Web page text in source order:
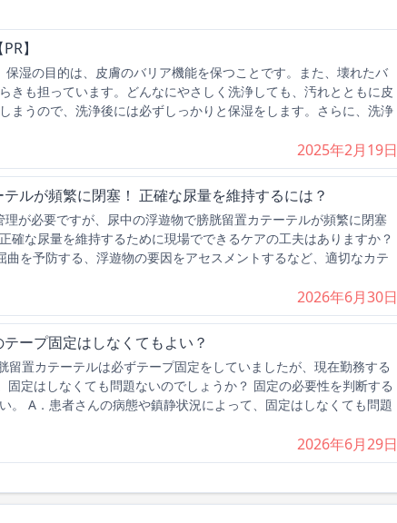
】
湿の目的は、皮膚のバリア機能を保つことです。また、壊れたバ
きも担っています。どんなにやさしく洗浄しても、汚れとともに皮
まうので、洗浄後には必ずしっかりと保湿をします。さらに、洗浄
2025年2月19日
ルが頻繁に閉塞！ 正確な尿量を維持するには？
が必要ですが、尿中の浮遊物で膀胱留置カテーテルが頻繁に閉塞
確な尿量を維持するために現場でできるケアの工夫はありますか？
曲を予防する、浮遊物の要因をアセスメントするなど、適切なカテ
2026年6月30日
ープ固定はしなくてもよい？
留置カテーテルは必ずテープ固定をしていましたが、現在勤務する
固定はしなくても問題ないのでしょうか？ 固定の必要性を判断する
。 A．患者さんの病態や鎮静状況によって、固定はしなくても問題
2026年6月29日